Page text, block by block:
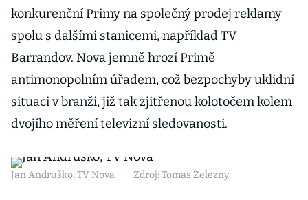
konkurenční Primy na společný prodej reklamy
spolu s dalšími stanicemi, například TV
Barrandov. Nova jemně hrozí Primě
antimonopolním úřadem, což bezpochyby uklidní
situaci v branži, již tak zjitřenou kolotočem kolem
dvojího měření televizní sledovanosti.
Jan Andruško, TV Nova Zdroj: Tomas Zelezny